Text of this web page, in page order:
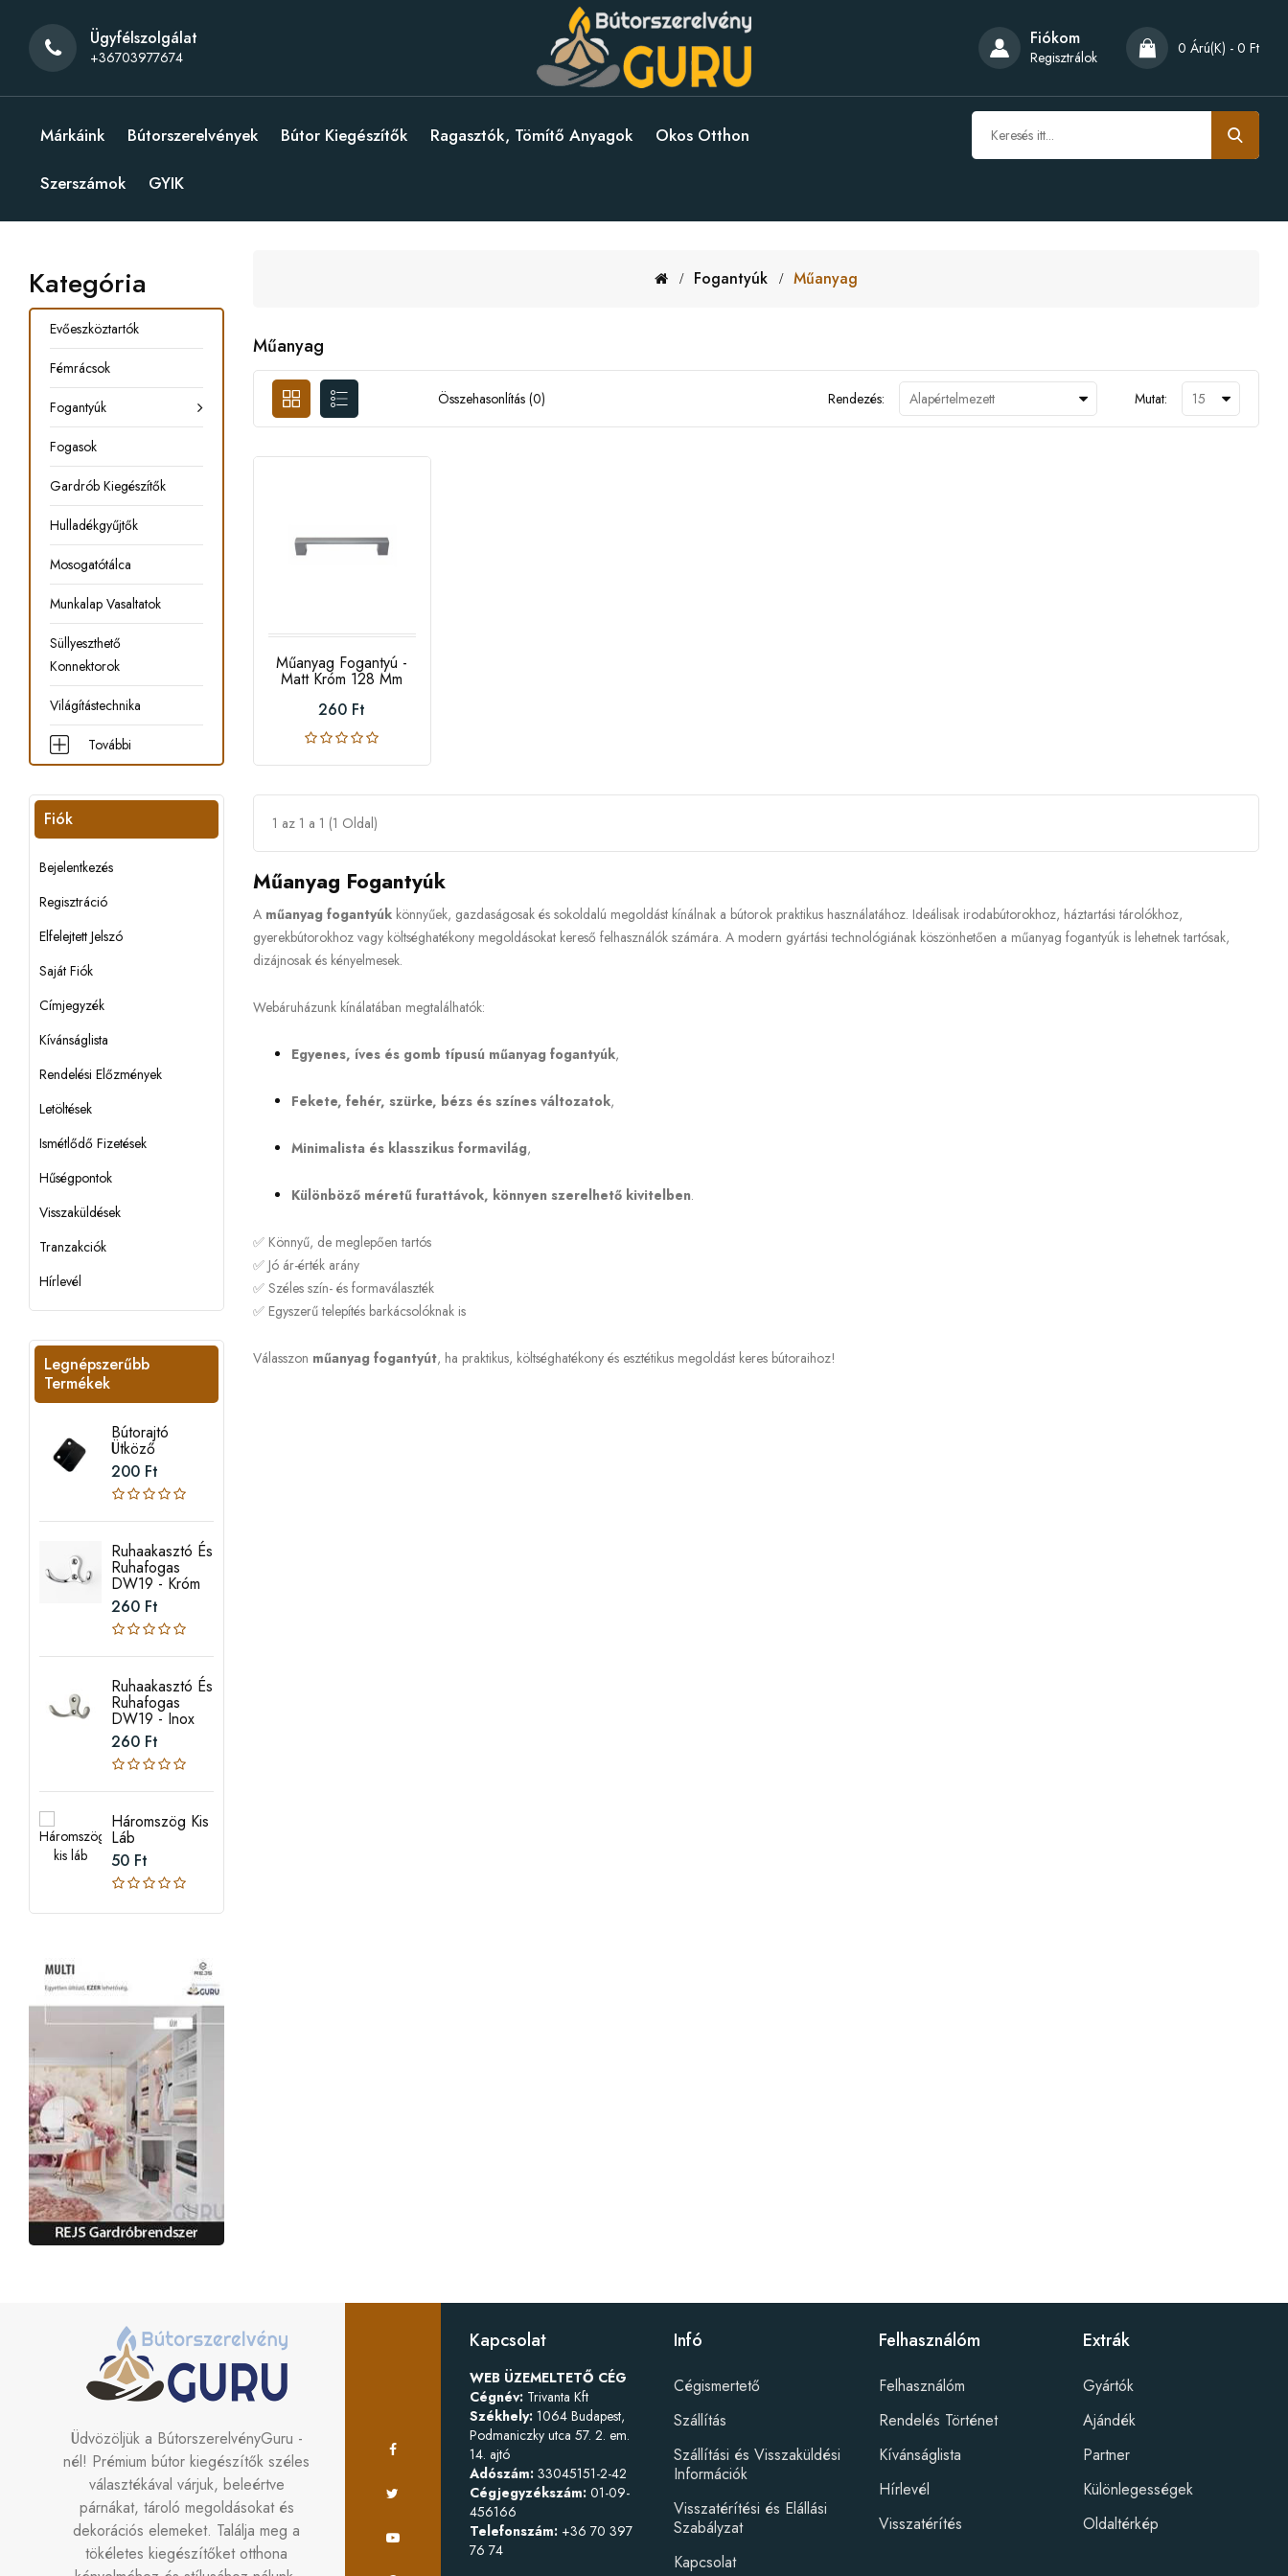
Ügyfélszolgálat
+36703977674
Fiókom
Regisztrálok 0 Árú(k) - 0 Ft
Márkáink Bútorszerelvények Bútor Kiegészítők Ragasztók, Tömítő Anyagok Okos Otthon
Szerszámok GYIK
Kategória
Evőeszköztartók
Fémrácsok
Fogantyúk
Fogasok
Gardrób Kiegészítők
Hulladékgyűjtők
Mosogatótálca
Munkalap Vasaltatok
Süllyeszthető
Konnektorok
Világítástechnika
További
Fiók
Bejelentkezés
Regisztráció
Elfelejtett Jelszó
Saját Fiók
Címjegyzék
Kívánságlista
Rendelési Előzmények
Letöltések
Ismétlődő Fizetések
Hűségpontok
Visszaküldések
Tranzakciók
Hírlevél
Legnépszerűbb
Termékek
Bútorajtó
Ütköző
200 Ft
Ruhaakasztó És
Ruhafogas
DW19 - Króm
260 Ft
Ruhaakasztó És
Ruhafogas
DW19 - Inox
260 Ft
Háromszög Kis
Láb
50 Ft
Fogantyúk Műanyag
Műanyag
Összehasonlítás (0) Rendezés: Mutat:
Műanyag Fogantyú -
Matt Króm 128 Mm
260 Ft
1 az 1 a 1 (1 Oldal)
Műanyag Fogantyúk
A műanyag fogantyúkkönnyűek, gazdaságosak és sokoldalú megoldást kínálnak a bútorok praktikus használatához. Ideálisak irodabútorokhoz, háztartási tárolókhoz,
gyerekbútorokhoz vagy költséghatékony megoldásokat kereső felhasználók számára. A modern gyártási technológiának köszönhetően a műanyag fogantyúk is lehetnek tartósak,
dizájnosak és kényelmesek.
Webáruházunk kínálatában megtalálhatók:
Egyenes, íves és gomb típusú műanyag fogantyúk,
Fekete, fehér, szürke, bézs és színes változatok,
Minimalista és klasszikus formavilág,
Különböző méretű furattávok, könnyen szerelhető kivitelben.
✅ Könnyű, de meglepően tartós
✅ Jó ár-érték arány
✅ Széles szín- és formaválaszték
✅ Egyszerű telepítés barkácsolóknak is
Válasszon műanyag fogantyút, ha praktikus, költséghatékony és esztétikus megoldást keres bútoraihoz!
Üdvözöljük a BútorszerelvényGuru -
nél! Prémium bútor kiegészítők széles
választékával várjuk, beleértve
párnákat, tároló megoldásokat és
dekorációs elemeket. Találja meg a
tökéletes kiegészítőket otthona
Kapcsolat
WEB ÜZEMELTETŐ CÉG
Cégnév:Trivanta Kft
Székhely:1064 Budapest,
Podmaniczky utca 57. 2. em.
14. ajtó
Adószám:33045151-2-42
Cégjegyzékszám:01-09-
456166
Telefonszám:+36 70 397
76 74
Infó
Cégismertető
Szállítás
Szállítási és Visszaküldési
Információk
Visszatérítési és Elállási
Szabályzat
Kapcsolat
Felhasználóm
Felhasználóm
Rendelés Történet
Kívánságlista
Hírlevél
Visszatérítés
Extrák
Gyártók
Ajándék
Partner
Különlegességek
Oldaltérkép